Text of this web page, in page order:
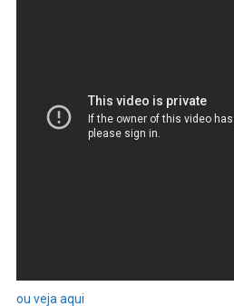
ou veja aqui